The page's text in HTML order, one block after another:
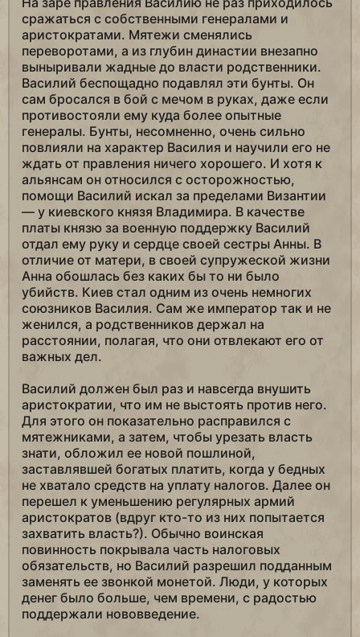
сражаться с собственными генералами и
аристократами. Мятежи сменялись
переворотами, а из глубин династии внезапно
выныривали жадные до власти родственники.
Василий беспощадно подавлял эти бунты. Он
сам бросался в бой с мечом в руках, даже если
противостояли ему куда более опытные
генералы. Бунты, несомненно, очень сильно
повлияли на характер Василия и научили его не
ждать от правления ничего хорошего. И хотя к
альянсам он относился с осторожностью,
помощи Василий искал за пределами Византии
— у киевского князя Владимира. В качестве
платы князю за военную поддержку Василий
отдал ему руку и сердце своей сестры Анны. В
отличие от матери, в своей супружеской жизни
Анна обошлась без каких бы то ни было
убийств. Киев стал одним из очень немногих
союзников Василия. Сам же император так и не
женился, а родственников держал на
расстоянии, полагая, что они отвлекают его от
важных дел.
Василий должен был раз и навсегда внушить
аристократии, что им не выстоять против него.
Для этого он показательно расправился с
мятежниками, а затем, чтобы урезать власть
знати, обложил ее новой пошлиной,
заставлявшей богатых платить, когда у бедных
не хватало средств на уплату налогов. Далее он
перешел к уменьшению регулярных армий
аристократов (вдруг кто-то из них попытается
захватить власть?). Обычно воинская
повинность покрывала часть налоговых
обязательств, но Василий разрешил подданным
заменять ее звонкой монетой. Люди, у которых
денег было больше, чем времени, с радостью
поддержали нововведение.